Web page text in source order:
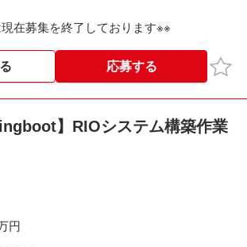
在募集を終了しております※※​
応募する お気
】RIOシステム構築作業
円